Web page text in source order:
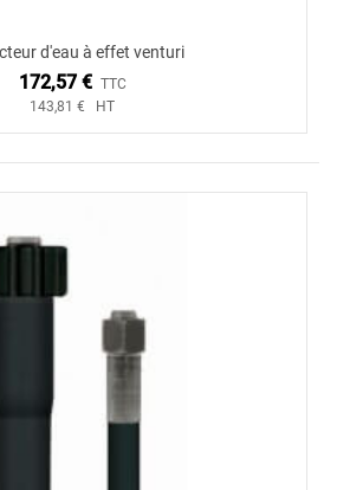
d'eau à effet venturi
172,57 € TTC
143,81 € HT